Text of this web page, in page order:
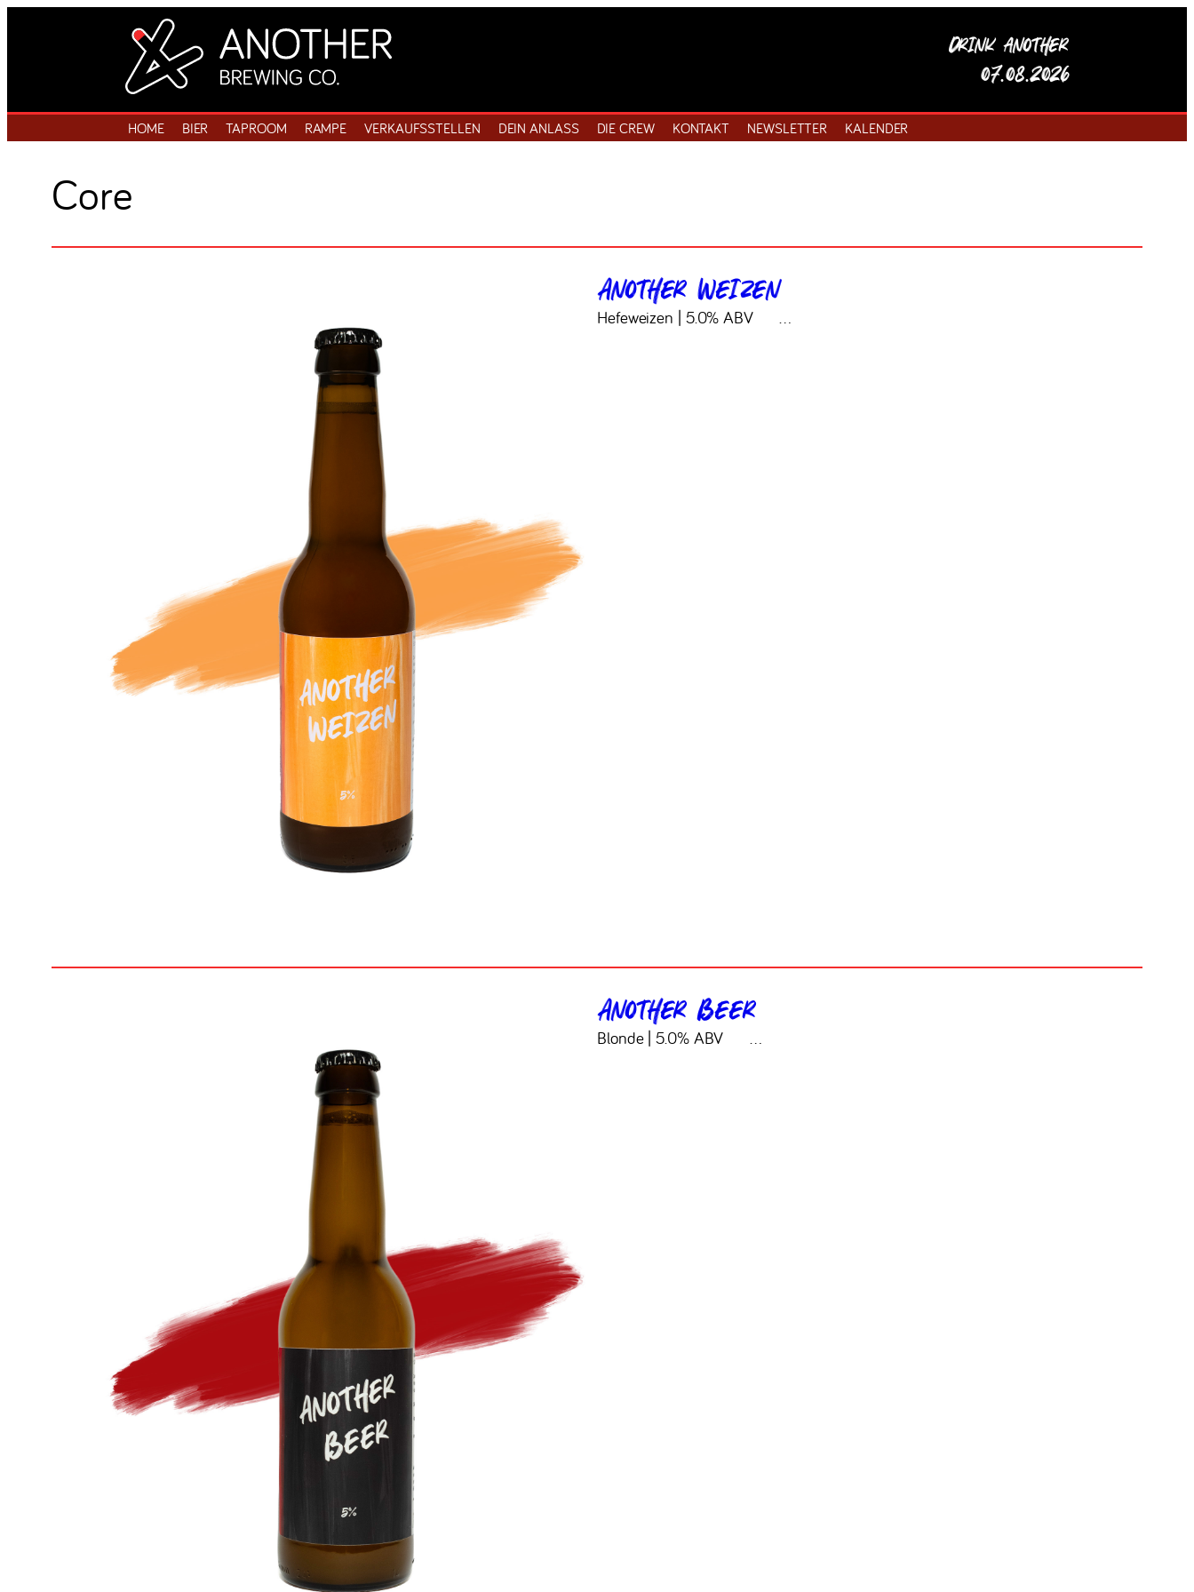
Drink another
07.08.2026
HOME BIER TAPROOM RAMPE VERKAUFSSTELLEN DEIN ANLASS DIE CREW KONTAKT NEWSLETTER KALENDER
Core
Another Weizen
Hefeweizen | 5.0% ABV ‎ ‎ ‎ ‎ ‎ ‎…
Another Beer
Blonde | 5.0% ABV ‎ ‎ ‎ ‎ ‎‎ ‎‎…